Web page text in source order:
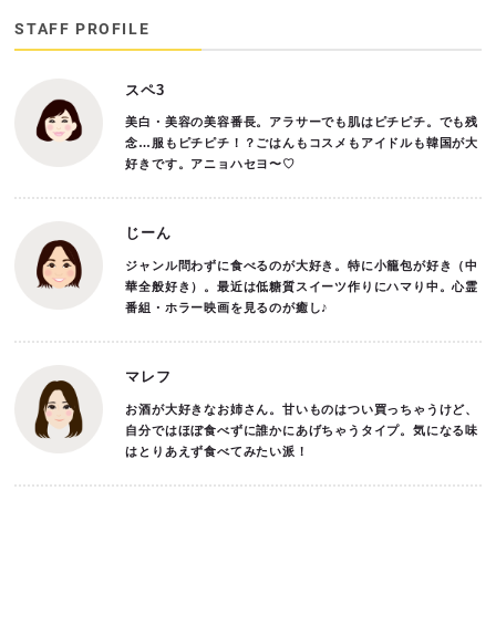
STAFF PROFILE
スペ3
美白・美容の美容番長。アラサーでも肌はピチピチ。でも残
念…服もピチピチ！？ごはんもコスメもアイドルも韓国が大
好きです。アニョハセヨ〜♡
じーん
ジャンル問わずに食べるのが大好き。特に小籠包が好き（中
華全般好き）。最近は低糖質スイーツ作りにハマり中。心霊
番組・ホラー映画を見るのが癒し♪
マレフ
お酒が大好きなお姉さん。甘いものはつい買っちゃうけど、
自分ではほぼ食べずに誰かにあげちゃうタイプ。気になる味
はとりあえず食べてみたい派！